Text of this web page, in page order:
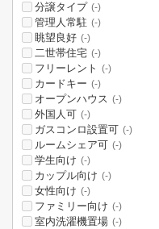
分譲タイプ (-)
管理人常駐 (-)
眺望良好 (-)
二世帯住宅 (-)
フリーレント (-)
カードキー (-)
オープンハウス (-)
外国人可 (-)
ガスコンロ設置可 (-)
ルームシェア可 (-)
学生向け (-)
カップル向け (-)
女性向け (-)
ファミリー向け (-)
室内洗濯機置場 (-)